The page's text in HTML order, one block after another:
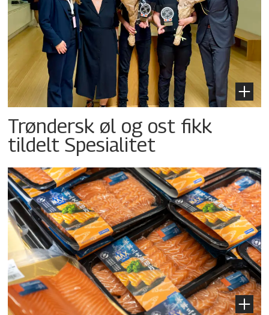
Trøndersk øl og ost fikk
tildelt Spesialitet